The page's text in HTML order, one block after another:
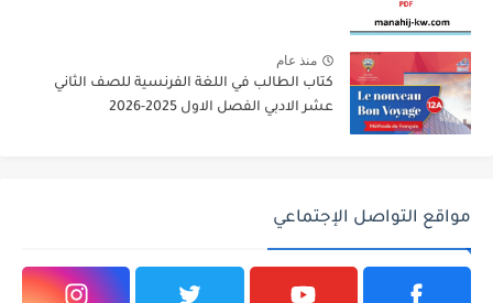
منذ عام
كتاب الطالب في اللغة الفرنسية للصف الثاني
عشر الادبي الفصل الاول 2025-2026
مواقع التواصل الإجتماعي